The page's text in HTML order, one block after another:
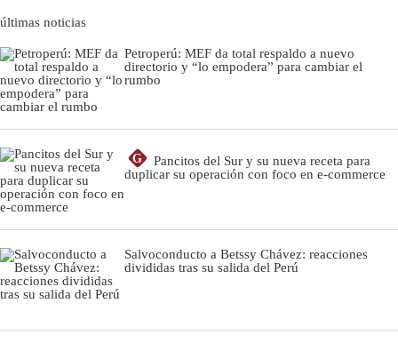
últimas noticias
Petroperú: MEF da total respaldo a nuevo
directorio y “lo empodera” para cambiar el
rumbo
G
Pancitos del Sur y su nueva receta para
duplicar su operación con foco en e-commerce
Salvoconducto a Betssy Chávez: reacciones
divididas tras su salida del Perú